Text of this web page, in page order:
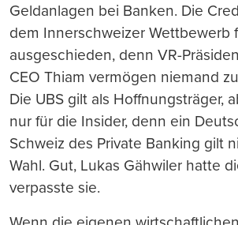
Geldanlagen bei Banken. Die
dem Innerschweizer Wettbewerb
ausgeschieden, denn VR-
CEO Thiam vermögen niemand
Die UBS gilt als Hoffnungsträger,
nur für die Insider, denn ein
Schweiz des Private Banking gilt
Wahl. Gut, Lukas Gähwiler hatte
verpasste sie.